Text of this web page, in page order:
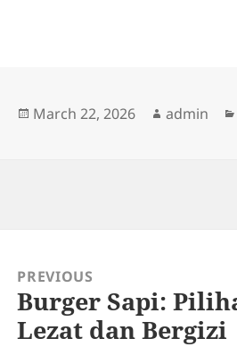
Posted
March 22, 2026 Author
admin
PREVIOUS
Previous
post:
Burger Sapi:
Lezat dan Bergizi